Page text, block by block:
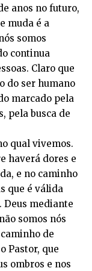
anos no futuro,
muda é a
somos
continua
Claro que
do ser humano
marcado pela
pela busca de
qual vivemos.
haverá dores e
e no caminho
que é válida
Deus mediante
somos nós
de
Pastor, que
ombros e nos